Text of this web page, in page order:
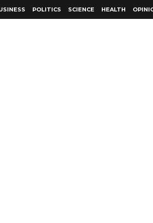
POLITICS SCIENCE HEALTH